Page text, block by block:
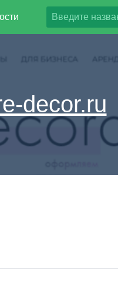
decor.ru